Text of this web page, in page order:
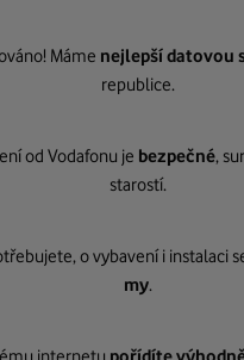
Máme nejlepší datovou
republice.
od Vodafonu je bezpečné,
starostí.
o vybavení i instalaci
my.